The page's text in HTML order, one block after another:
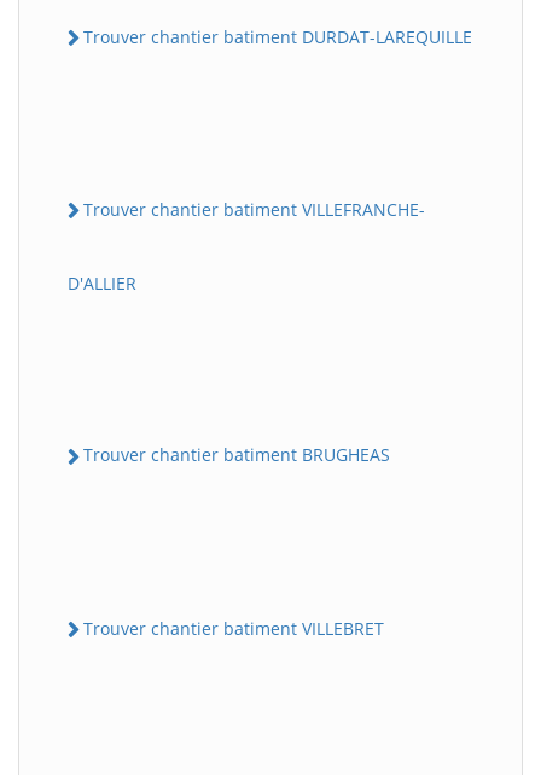
Trouver chantier batiment DURDAT-LAREQUILLE
Trouver chantier batiment VILLEFRANCHE-
D'ALLIER
Trouver chantier batiment BRUGHEAS
Trouver chantier batiment VILLEBRET